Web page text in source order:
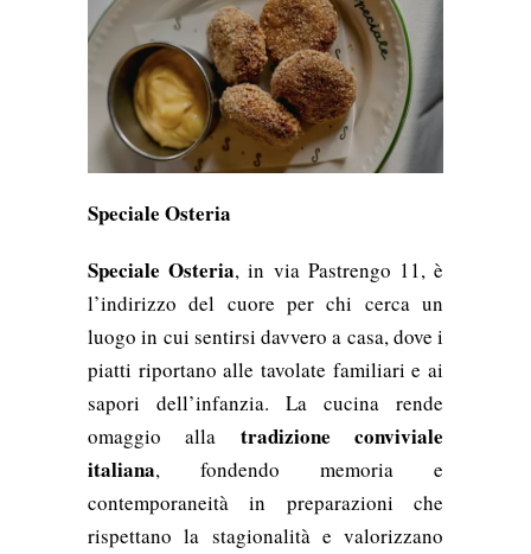
Speciale Osteria
Speciale Osteria, in via Pastrengo 11, è
l’indirizzo del cuore per chi cerca un
luogo in cui sentirsi davvero a casa, dove i
piatti riportano alle tavolate familiari e ai
sapori dell’infanzia. La cucina rende
omaggio alla tradizione conviviale
italiana, fondendo memoria e
contemporaneità in preparazioni che
rispettano la stagionalità e valorizzano